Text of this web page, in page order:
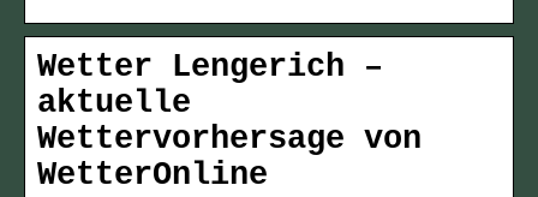
Wetter Lengerich –
aktuelle
Wettervorhersage von
WetterOnline